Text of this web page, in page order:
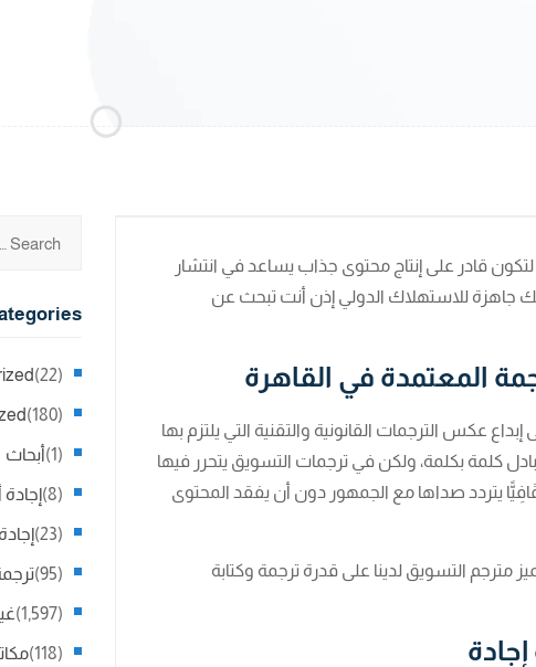
قادر على إنتاج محتوى جذاب يساعد في انتشار
جاهزة للاستهلاك الدولي إذن أنت تبحث عن
المعتمدة في القاهرة
عكس الترجمات القانونية والتقنية التي يلتزم بها
كلمة بكلمة، ولكن في ترجمات التسويق يتحرر فيها
يتردد صداها مع الجمهور دون أن يفقد المحتوى
مترجم التسويق لدينا على قدرة ترجمة وكتابة
(22)
(180)
أبحاث (1)
إجادة (8)
(23)
(95)
(1,597)
(118)